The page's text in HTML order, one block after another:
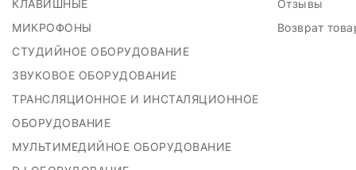
КЛАВИШНЫЕ
МИКРОФОНЫ
СТУДИЙНОЕ ОБОРУДОВАНИЕ
ЗВУКОВОЕ ОБОРУДОВАНИЕ
ТРАНСЛЯЦИОННОЕ И ИНСТАЛЯЦИОННОЕ
ОБОРУДОВАНИЕ
МУЛЬТИМЕДИЙНОЕ ОБОРУДОВАНИЕ
Отзывы
Возврат